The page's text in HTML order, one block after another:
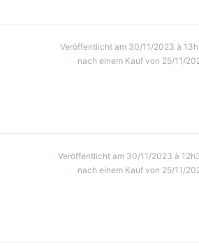
Veröffentlicht am 30/11/2023 à
nach einem Kauf von 25/11/
Veröffentlicht am 30/11/2023 à
nach einem Kauf von 25/11/